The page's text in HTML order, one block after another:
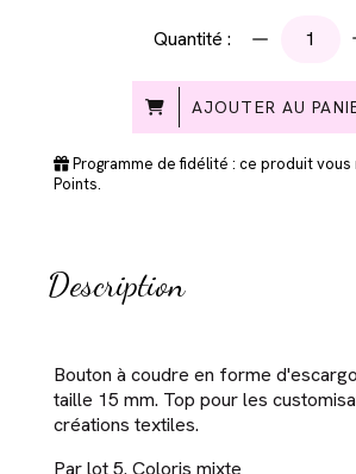
Quantité :
AJOUTER AU
Programme de fidélité : ce produit
Points.
Description
Bouton à coudre en forme
taille 15 mm. Top pour les
créations textiles.
Par lot 5. Coloris mixte